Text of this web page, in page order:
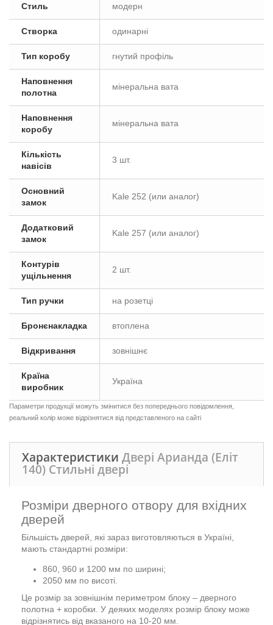
Стиль модерн
Створка одинарні
Тип коробу гнутий профіль
Наповнення
полотна
мінеральна вата
Наповнення
коробу
мінеральна вата
Кількість
навісів
3 шт.
Основний
замок
Kale 252 (или аналог)
Додатковий
замок
Kale 257 (или аналог)
Контурів
ущільнення
2 шт.
Тип ручки на розетці
Бронєнакладка втоплена
Відкривання зовнішнє
Країна
виробник
Україна
Параметри продукції можуть змінитися без попереднього повідомлення,
реальний колір може відрізнятися від представленого на сайті
Характеристики Двері Арианда (Еліт
140) Стильні двері
Розміри дверного отвору для вхідних
дверей
Більшість дверей, які зараз виготовляються в Україні,
мають стандартні розміри:
860, 960 и 1200 мм по ширині;
2050 мм по висоті.
Це розмір за зовнішнім периметром блоку – дверного
полотна + коробки. У деяких моделях розмір блоку може
відрізнятись від вказаного на 10-20 мм.